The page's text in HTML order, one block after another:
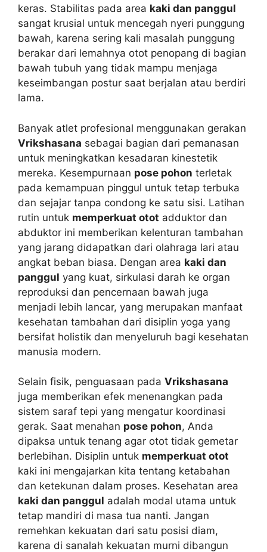
keras. Stabilitas pada area kaki dan panggul
sangat krusial untuk mencegah nyeri punggung
bawah, karena sering kali masalah punggung
berakar dari lemahnya otot penopang di bagian
bawah tubuh yang tidak mampu menjaga
keseimbangan postur saat berjalan atau berdiri
lama.
Banyak atlet profesional menggunakan gerakan
Vrikshasana sebagai bagian dari pemanasan
untuk meningkatkan kesadaran kinestetik
mereka. Kesempurnaan pose pohon terletak
pada kemampuan pinggul untuk tetap terbuka
dan sejajar tanpa condong ke satu sisi. Latihan
rutin untuk memperkuat otot adduktor dan
abduktor ini memberikan kelenturan tambahan
yang jarang didapatkan dari olahraga lari atau
angkat beban biasa. Dengan area kaki dan
panggul yang kuat, sirkulasi darah ke organ
reproduksi dan pencernaan bawah juga
menjadi lebih lancar, yang merupakan manfaat
kesehatan tambahan dari disiplin yoga yang
bersifat holistik dan menyeluruh bagi kesehatan
manusia modern.
Selain fisik, penguasaan pada Vrikshasana
juga memberikan efek menenangkan pada
sistem saraf tepi yang mengatur koordinasi
gerak. Saat menahan pose pohon, Anda
dipaksa untuk tenang agar otot tidak gemetar
berlebihan. Disiplin untuk memperkuat otot
kaki ini mengajarkan kita tentang ketabahan
dan ketekunan dalam proses. Kesehatan area
kaki dan panggul adalah modal utama untuk
tetap mandiri di masa tua nanti. Jangan
remehkan kekuatan dari satu posisi diam,
karena di sanalah kekuatan murni dibangun